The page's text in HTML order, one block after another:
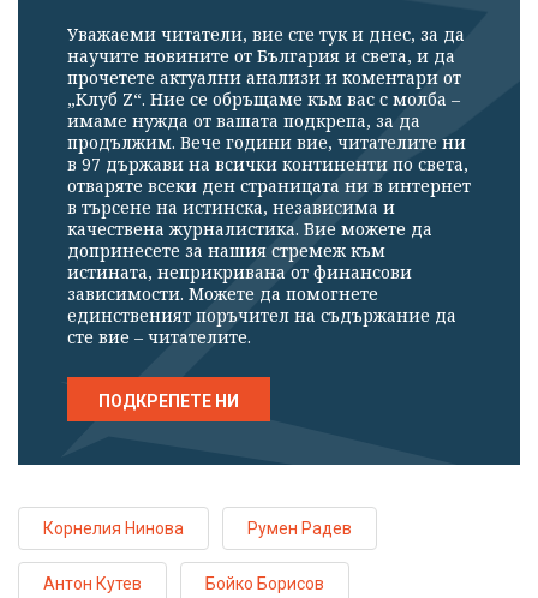
Уважаеми читатели, вие сте тук и днес, за да
научите новините от България и света, и да
прочетете актуални анализи и коментари от
„Клуб Z“. Ние се обръщаме към вас с молба –
имаме нужда от вашата подкрепа, за да
продължим. Вече години вие, читателите ни
в 97 държави на всички континенти по света,
отваряте всеки ден страницата ни в интернет
в търсене на истинска, независима и
качествена журналистика. Вие можете да
допринесете за нашия стремеж към
истината, неприкривана от финансови
зависимости. Можете да помогнете
единственият поръчител на съдържание да
сте вие – читателите.
ПОДКРЕПЕТЕ НИ
Корнелия Нинова Румен Радев
Антон Кутев Бойко Борисов